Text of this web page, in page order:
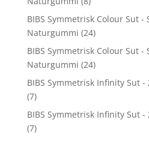
BIBS Symmetrisk Colour Sut -
Naturgummi (24)
BIBS Symmetrisk Colour Sut -
Naturgummi (24)
BIBS Symmetrisk Infinity Sut -
(7)
BIBS Symmetrisk Infinity Sut -
(7)